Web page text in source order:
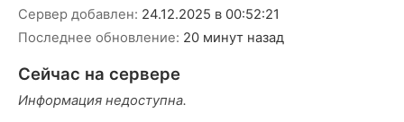
Сервер добавлен: 24.12.2025 в 00:52:21
Последнее обновление: 20 минут назад
Сейчас на сервере
Информация недоступна.